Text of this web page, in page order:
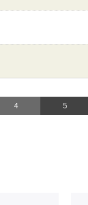
4 5